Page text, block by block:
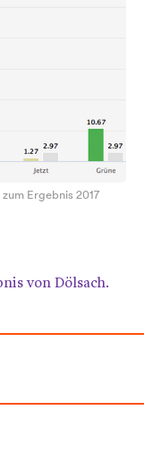
Ergebnis 2017
von Dölsach.